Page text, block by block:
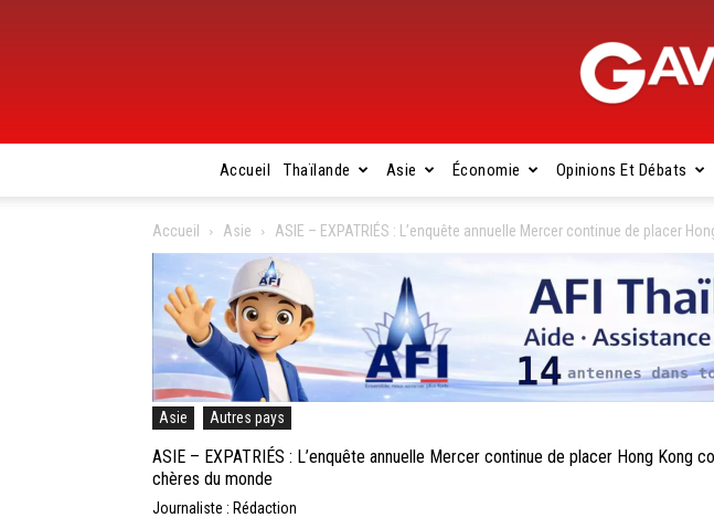
Accueil Thaïlande Asie Économie Opinions Et Débats
Accueil Asie ASIE – EXPATRIÉS : L’enquête annuelle Mercer continue de placer
Asie Autres pays
ASIE – EXPATRIÉS : L’enquête annuelle Mercer continue de placer Hong Kong
chères du monde
Journaliste : Rédaction